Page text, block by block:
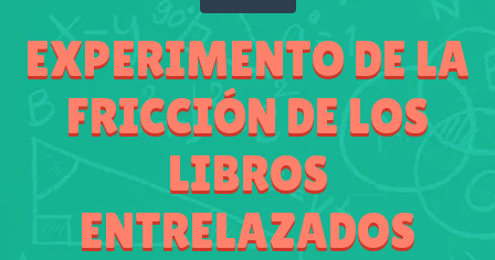
EXPERIMENTO DE LA
FRICCIÓN DE LOS
LIBROS
ENTRELAZADOS